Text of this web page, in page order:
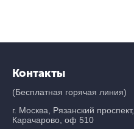
Контакты
(Бесплатная горячая линия)
г. Москва, Рязанский
Карачарово, оф 510